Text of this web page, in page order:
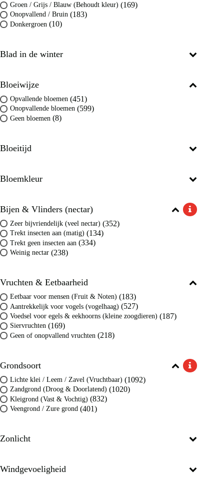
Groen / Grijs / Blauw (Behoudt kleur) (169)
Onopvallend / Bruin (183)
Donkergroen (10)
Blad in de winter
Bloeiwijze
Opvallende bloemen (451)
Onopvallende bloemen (599)
Geen bloemen (8)
Bloeitijd
Bloemkleur
Bijen & Vlinders (nectar)
Zeer bijvriendelijk (veel nectar) (352)
Trekt insecten aan (matig) (134)
Trekt geen insecten aan (334)
Weinig nectar (238)
Vruchten & Eetbaarheid
Eetbaar voor mensen (Fruit & Noten) (183)
Aantrekkelijk voor vogels (vogelhaag) (527)
Voedsel voor egels & eekhoorns (kleine zoogdieren) (187)
Siervruchten (169)
Geen of onopvallend vruchten (218)
Grondsoort
Lichte klei / Leem / Zavel (Vruchtbaar) (1092)
Zandgrond (Droog & Doorlatend) (1020)
Kleigrond (Vast & Vochtig) (832)
Veengrond / Zure grond (401)
Zonlicht
Windgevoeligheid